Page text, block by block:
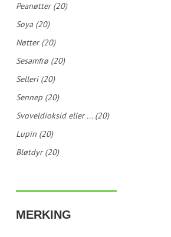
Peanøtter (20)
Soya (20)
Nøtter (20)
Sesamfrø (20)
Selleri (20)
Sennep (20)
Svoveldioksid eller ... (20)
Lupin (20)
Bløtdyr (20)
MERKING